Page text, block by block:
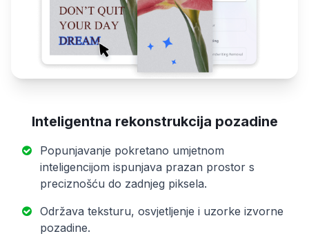
Inteligentna rekonstrukcija pozadine
Popunjavanje pokretano umjetnom
inteligencijom ispunjava prazan prostor s
preciznošću do zadnjeg piksela.
Održava teksturu, osvjetljenje i uzorke izvorne
pozadine.